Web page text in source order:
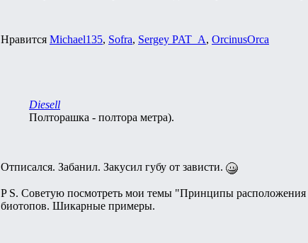
Нравится Michael135, Sofra, Sergey PAT_A, ОrcinusОrca
Diesell
Полторашка - полтора метра).
Отписался. Забанил. Закусил губу от зависти.
P S. Советую посмотреть мои темы "Принципы
биотопов. Шикарные примеры.